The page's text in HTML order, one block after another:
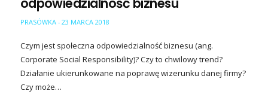
PRASÓWKA - 23 MARCA 2018
Czym jest społeczna odpowiedzialność biznesu (ang.
Corporate Social Responsibility)? Czy to chwilowy trend?
Działanie ukierunkowane na poprawę wizerunku danej firmy?
Czy może…